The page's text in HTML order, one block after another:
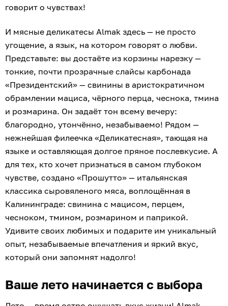
говорит о чувствах!
И мясные деликатесы Almak здесь — не просто
угощение, а язык, на котором говорят о любви.
Представьте: вы достаёте из корзины нарезку —
тонкие, почти прозрачные слайсы карбонада
«Президентский» — свинины в аристократичном
обрамлении мациса, чёрного перца, чеснока, тмина
и розмарина. Он задаёт тон всему вечеру:
благородно, утончённо, незабываемо! Рядом —
нежнейшая филеечка «Деликатесная», тающая на
языке и оставляющая долгое пряное послевкусие. А
для тех, кто хочет признаться в самом глубоком
чувстве, создано «Прошутто» — итальянская
классика сыровяленого мяса, воплощённая в
Калининграде: свинина с мацисом, перцем,
чесноком, тмином, розмарином и паприкой.
Удивите своих любимых и подарите им уникальный
опыт, незабываемые впечатления и яркий вкус,
который они запомнят надолго!
Ваше лето начинается с выбора